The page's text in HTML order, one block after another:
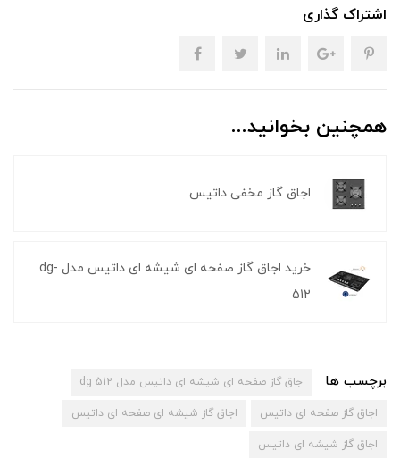
اشتراک گذاری
همچنین بخوانید...
اجاق گاز مخفی داتیس
خرید اجاق گاز صفحه ای شیشه ای داتیس مدل dg-
512
برچسب ها جاق گاز صفحه ای شیشه ای داتیس مدل dg 512
اجاق گاز صفحه ای داتیس اجاق گاز شیشه ای صفحه ای داتیس
اجاق گاز شیشه ای داتیس